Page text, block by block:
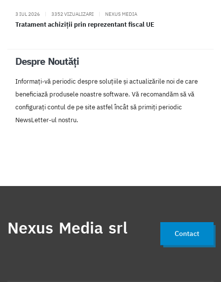
3 IUL 2026 | 3352 VIZUALIZARI | NEXUS MEDIA
Tratament achiziții prin reprezentant fiscal UE
Despre Noutăți
Informați-vă periodic despre soluțiile și actualizările noi de care
beneficiază produsele noastre software. Vă recomandăm să vă
configurați contul de pe site astfel încât să primiți periodic
NewsLetter-ul nostru.
Nexus Media srl Contact